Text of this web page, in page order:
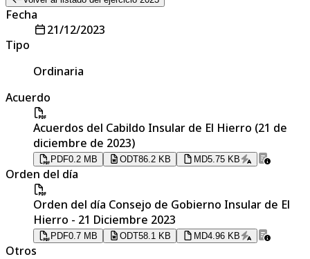
Fecha
21/12/2023
Tipo
Ordinaria
Acuerdo
Acuerdos del Cabildo Insular de El Hierro (21 de
diciembre de 2023)
PDF0.2 MB ODT86.2 KB MD5.75 KB
Orden del día
Orden del día Consejo de Gobierno Insular de El
Hierro - 21 Diciembre 2023
PDF0.7 MB ODT58.1 KB MD4.96 KB
Otros